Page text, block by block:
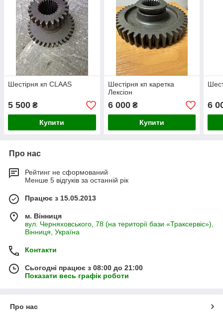
Шестірня кп CLAAS
5 500 ₴
Купити
Шестірня кп каретка
Лексіон
6 000₴
Купити
6
Про нас
Рейтинг не сформований
Менше 5 відгуків за останній рік
Працює з 15.05.2013
м. Вінниця
вул. Черняховського, 78 (на території бази «Траксервіс»),
Вінниця, Україна
Контакти
Сьогодні працює з 08:00 до 21:00
Показати весь графік роботи
Про нас